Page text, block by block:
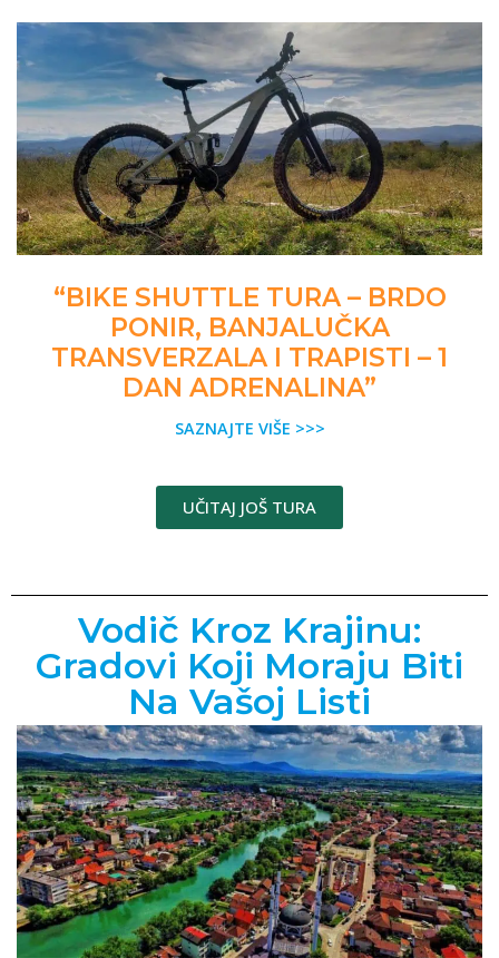
“BIKE SHUTTLE TURA – BRDO
PONIR, BANJALUČKA
TRANSVERZALA I TRAPISTI – 1
DAN ADRENALINA”
SAZNAJTE VIŠE >>>
UČITAJ JOŠ TURA
Vodič Kroz Krajinu:
Gradovi Koji Moraju Biti
Na Vašoj Listi